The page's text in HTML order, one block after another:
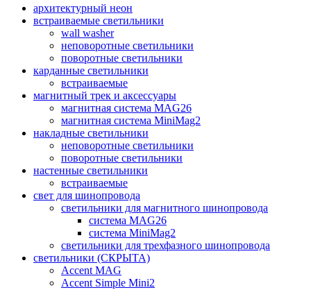
на
странице
архитектурный неон
встраиваемые светильники
wall washer
неповоротные светильники
поворотные светильники
карданные светильники
встраиваемые
магнитный трек и аксессуары
магнитная система MAG26
магнитная система MiniMag2
накладные светильники
неповоротные светильники
поворотные светильники
настенные светильники
встраиваемые
свет для шинопровода
светильники для магнитного шинопровода
система MAG26
система MiniMag2
светильники для трехфазного шинопровода
светильники (СКРЫТА)
Accent MAG
Accent Simple Mini2